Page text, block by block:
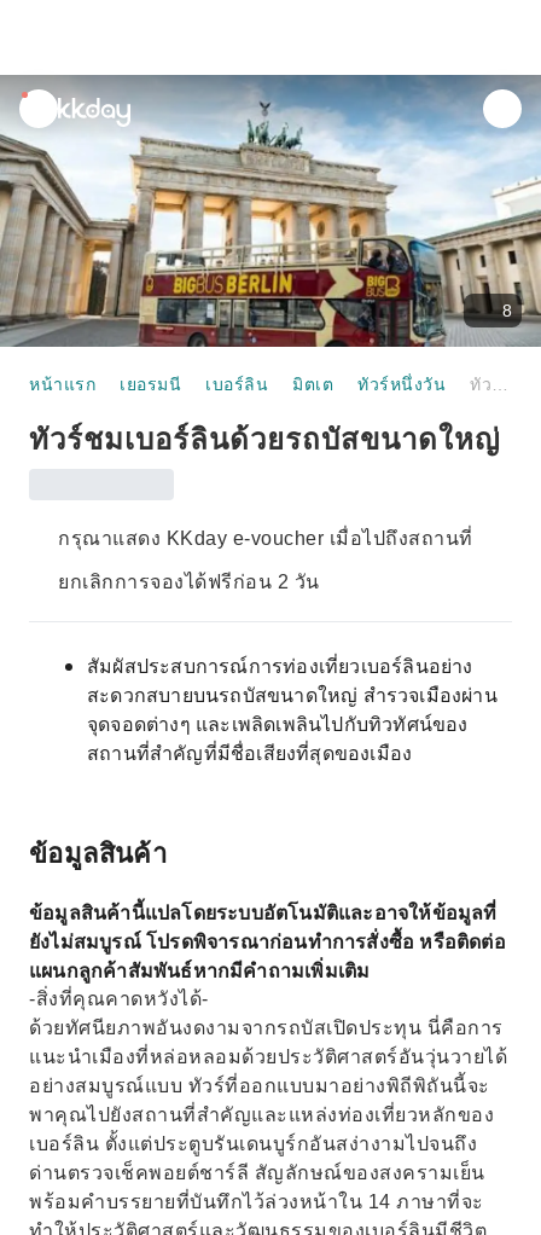
unread
notifications
8
หน้าแรก เยอรมนี เบอร์ลิน มิตเต ทัวร์หนึ่งวัน
ทัวร์ชมเบอร์ลินด้วยรถบัสขนาดใหญ่
กรุณาแสดง KKday e-voucher เมื่อไปถึงสถานที่
ยกเลิกการจองได้ฟรีก่อน 2 วัน
สัมผัสประสบการณ์การท่องเที่ยวเบอร์ลินอย่าง
สะดวกสบายบนรถบัสขนาดใหญ่ สำรวจเมืองผ่าน
จุดจอดต่างๆ และเพลิดเพลินไปกับทิวทัศน์ของ
สถานที่สำคัญที่มีชื่อเสียงที่สุดของเมือง
ข้อมูลสินค้า
ข้อมูลสินค้านี้แปลโดยระบบอัตโนมัติและอาจให้ข้อมูลที่
ยังไม่สมบูรณ์ โปรดพิจารณาก่อนทำการสั่งซื้อ หรือติดต่อ
แผนกลูกค้าสัมพันธ์หากมีคำถามเพิ่มเติม
-สิ่งที่คุณคาดหวังได้-
ด้วยทัศนียภาพอันงดงามจากรถบัสเปิดประทุน นี่คือการ
แนะนำเมืองที่หล่อหลอมด้วยประวัติศาสตร์อันวุ่นวายได้
อย่างสมบูรณ์แบบ ทัวร์ที่ออกแบบมาอย่างพิถีพิถันนี้จะ
พาคุณไปยังสถานที่สำคัญและแหล่งท่องเที่ยวหลักของ
เบอร์ลิน ตั้งแต่ประตูบรันเดนบูร์กอันสง่างามไปจนถึง
ด่านตรวจเช็คพอยต์ชาร์ลี สัญลักษณ์ของสงครามเย็น
พร้อมคำบรรยายที่บันทึกไว้ล่วงหน้าใน 14 ภาษาที่จะ
ทำให้ประวัติศาสตร์และวัฒนธรรมของเบอร์ลินมีชีวิต